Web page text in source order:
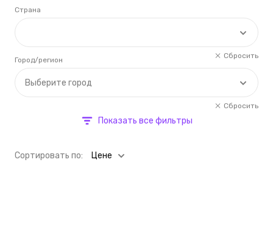
Страна
Сбросить
Выберите город
Город/регион
Сбросить
Показать все фильтры
Cортировать по: Цене